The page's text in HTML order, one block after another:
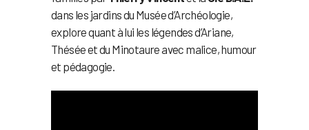
dans les jardins du Musée d’Archéologie,
explore quant à lui les légendes d’Ariane,
Thésée et du Minotaure avec malice, humour
et pédagogie.